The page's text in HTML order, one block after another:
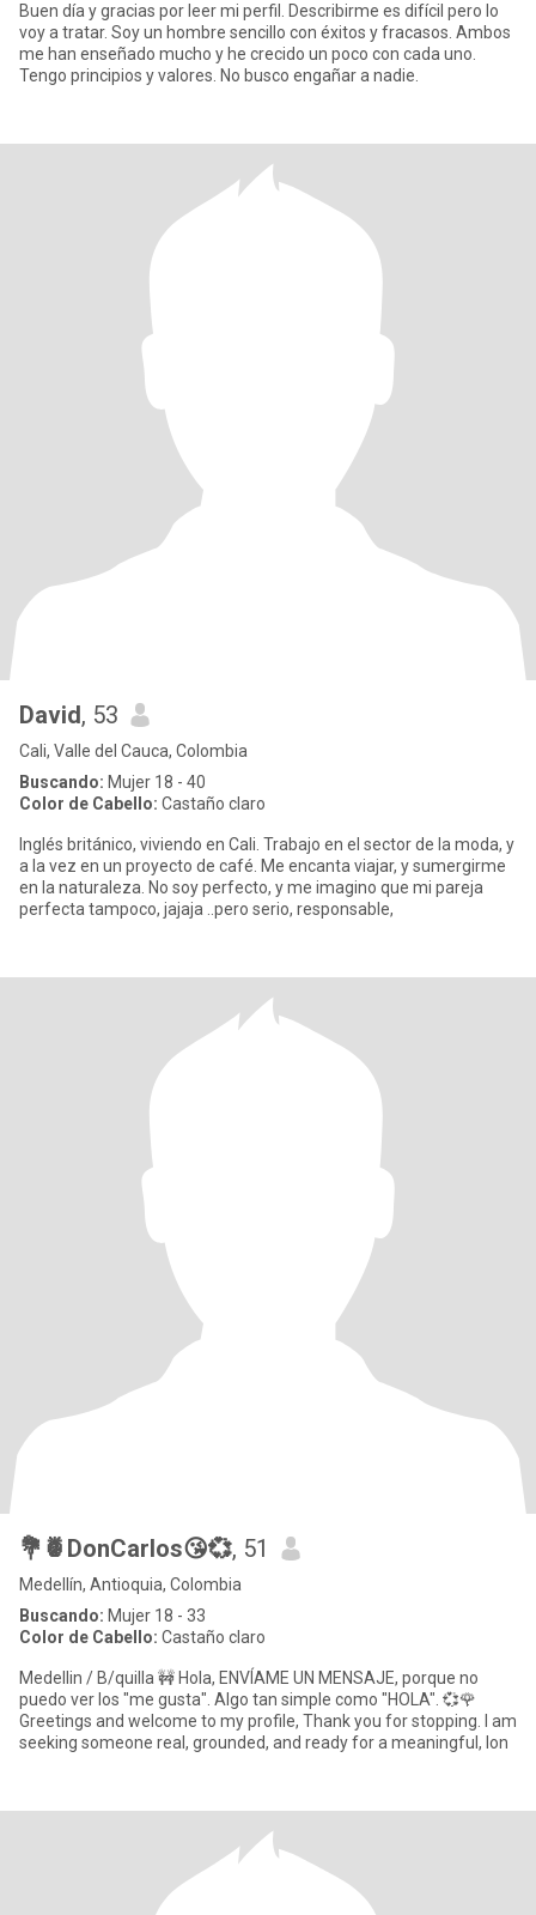
Buen día y gracias por leer mi perfil. Describirme es difícil pero lo
voy a tratar. Soy un hombre sencillo con éxitos y fracasos. Ambos
me han enseñado mucho y he crecido un poco con cada uno.
Tengo principios y valores. No busco engañar a nadie.
David, 53
Cali, Valle del Cauca, Colombia
Buscando: Mujer 18 - 40
Color de Cabello: Castaño claro
Inglés británico, viviendo en Cali. Trabajo en el sector de la moda, y
a la vez en un proyecto de café. Me encanta viajar, y sumergirme
en la naturaleza. No soy perfecto, y me imagino que mi pareja
perfecta tampoco, jajaja ..pero serio, responsable,
💐🍍DonCarlos😘💞, 51
Medellín, Antioquia, Colombia
Buscando: Mujer 18 - 33
Color de Cabello: Castaño claro
Medellin / B/quilla 🚧 Hola, ENVÍAME UN MENSAJE, porque no
puedo ver los "me gusta". Algo tan simple como "HOLA". 💞🌹
Greetings and welcome to my profile, Thank you for stopping. I am
seeking someone real, grounded, and ready for a meaningful, lon